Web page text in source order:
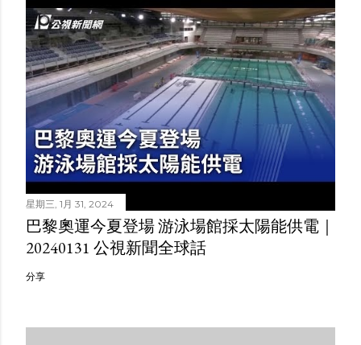
星期三, 1月 31, 2024
巴黎奧運今夏登場 游泳場館採太陽能供電｜
20240131 公視新聞全球話
分享